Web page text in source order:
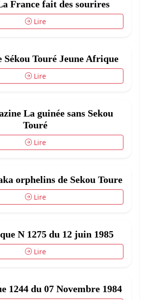
France fait des sourires
Lire
Sékou Touré Jeune Afrique
Lire
La guinée sans Sekou
Touré
Lire
orphelins de Sekou Toure
Lire
N 1275 du 12 juin 1985
Lire
1244 du 07 Novembre 1984